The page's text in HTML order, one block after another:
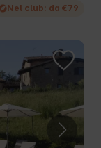
Nel club: da €79